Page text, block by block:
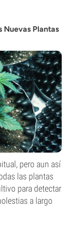
Nuevas Plantas
pero aun así
las plantas
para detectar
a largo